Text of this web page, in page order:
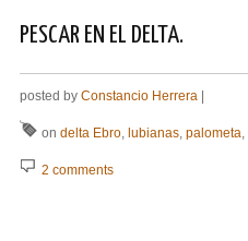
PESCAR EN EL DELTA.
posted by Constancio Herrera |
on delta Ebro, lubianas, palometa
2 comments